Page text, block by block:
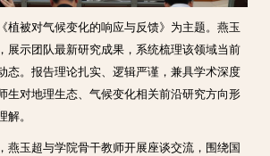
植被对气候变化的响应与反馈》为主题。燕玉
展示团队最新研究成果，系统梳理该领域当前
态。报告理论扎实、逻辑严谨，兼具学术深度
生对地理生态、气候变化相关前沿研究方向形
解。
燕玉超与学院骨干教师开展座谈交流，围绕国